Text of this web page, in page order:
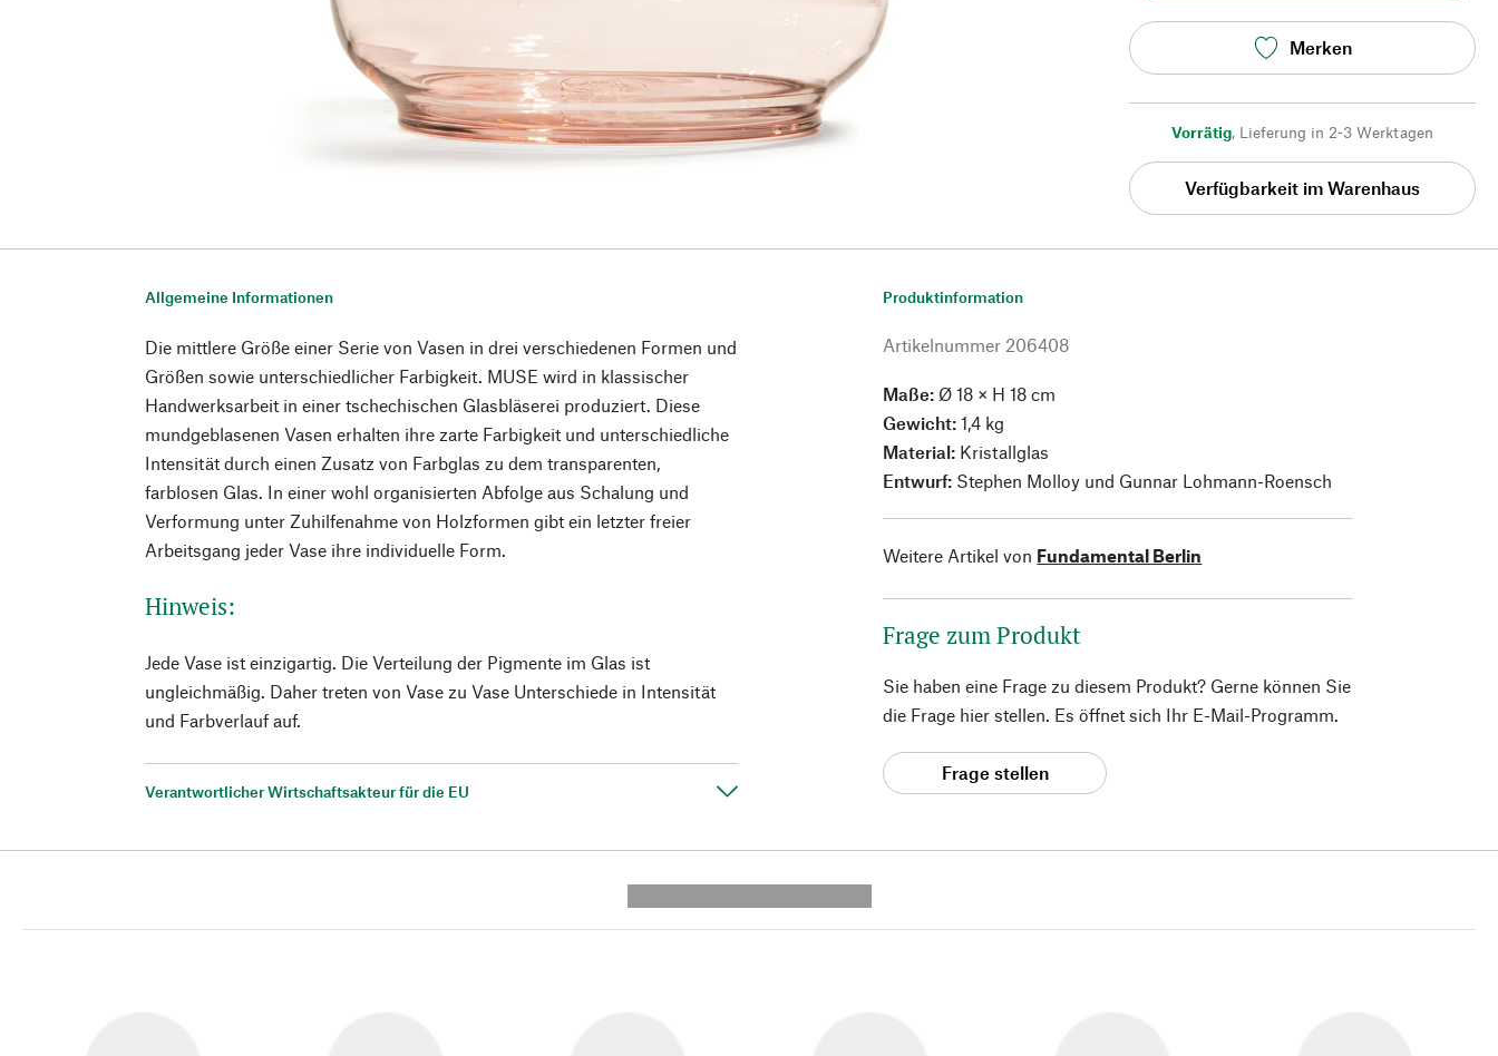
Merken
Vorrätig, Lieferung in 2-3 Werktagen
Verfügbarkeit im Warenhaus
Allgemeine Informationen
Die mittlere Größe einer Serie von Vasen in drei verschiedenen Formen und
Größen sowie unterschiedlicher Farbigkeit. MUSE wird in klassischer
Handwerksarbeit in einer tschechischen Glasbläserei produziert. Diese
mundgeblasenen Vasen erhalten ihre zarte Farbigkeit und unterschiedliche
Intensität durch einen Zusatz von Farbglas zu dem transparenten,
farblosen Glas. In einer wohl organisierten Abfolge aus Schalung und
Verformung unter Zuhilfenahme von Holzformen gibt ein letzter freier
Arbeitsgang jeder Vase ihre individuelle Form.
Hinweis:
Jede Vase ist einzigartig. Die Verteilung der Pigmente im Glas ist
ungleichmäßig. Daher treten von Vase zu Vase Unterschiede in Intensität
und Farbverlauf auf.
Verantwortlicher Wirtschaftsakteur für die EU
Produktinformation
Artikelnummer 206408
Maße: Ø 18 × H 18 cm
Gewicht:1,4 kg
Material: Kristallglas
Entwurf: Stephen Molloy und Gunnar Lohmann-Roensch
Weitere Artikel von Fundamental Berlin
Frage zum Produkt
Sie haben eine Frage zu diesem Produkt? Gerne können Sie
die Frage hier stellen. Es öffnet sich Ihr E-Mail-Programm.
Frage stellen